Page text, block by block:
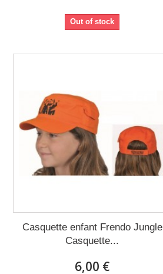
Out of stock
Casquette enfant Frendo Jungle
Casquette...
6,00 €